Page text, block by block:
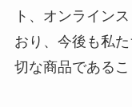
ト、オンライン
おり、今後も私
切な商品であるこ